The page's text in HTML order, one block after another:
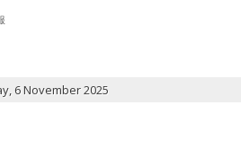
6 November 2025